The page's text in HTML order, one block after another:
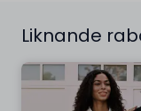
Liknande